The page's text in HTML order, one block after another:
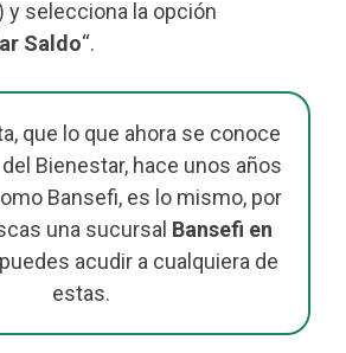
y selecciona la opción
Saldo“.
que lo que ahora se conoce
Bienestar, hace unos años
Bansefi, es lo mismo, por
una sucursal Bansefi en
acudir a cualquiera de
estas.